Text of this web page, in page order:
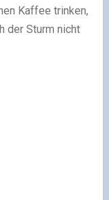
Kaffee trinken,
der Sturm nicht